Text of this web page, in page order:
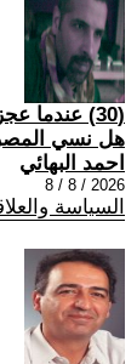
(30) عندما
هل نسي
احمد البهائي
2026 / 8 / 8
السياسة